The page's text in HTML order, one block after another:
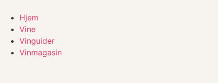
indhold
Hjem
Vine
Vinguider
Vinmagasin